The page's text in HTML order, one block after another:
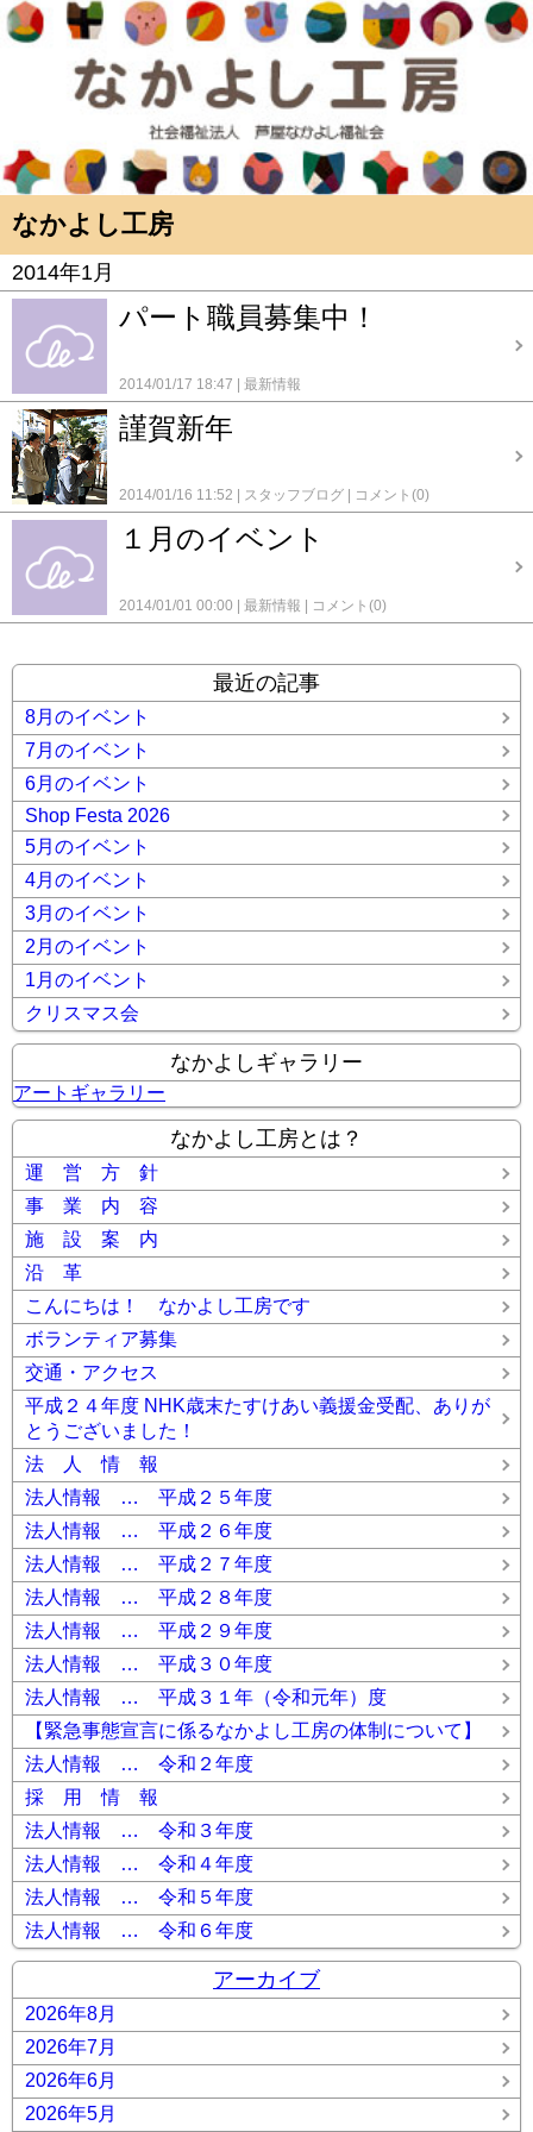
なかよし工房
2014年1月
パート職員募集中！
2014/01/17 18:47 最新情報
謹賀新年
2014/01/16 11:52 スタッフブログ コメント(0)
１月のイベント
2014/01/01 00:00 最新情報 コメント(0)
最近の記事
8月のイベント
7月のイベント
6月のイベント
Shop Festa 2026
5月のイベント
4月のイベント
3月のイベント
2月のイベント
1月のイベント
クリスマス会
なかよしギャラリー
アートギャラリー
なかよし工房とは？
運 営 方 針
事 業 内 容
施 設 案 内
沿 革
こんにちは！ なかよし工房です
ボランティア募集
交通・アクセス
平成２４年度 NHK歳末たすけあい義援金受配、ありが
とうございました！
法 人 情 報
法人情報 … 平成２５年度
法人情報 … 平成２６年度
法人情報 … 平成２７年度
法人情報 … 平成２８年度
法人情報 … 平成２９年度
法人情報 … 平成３０年度
法人情報 … 平成３１年（令和元年）度
【緊急事態宣言に係るなかよし工房の体制について】
法人情報 … 令和２年度
採 用 情 報
法人情報 … 令和３年度
法人情報 … 令和４年度
法人情報 … 令和５年度
法人情報 … 令和６年度
アーカイブ
2026年8月
2026年7月
2026年6月
2026年5月